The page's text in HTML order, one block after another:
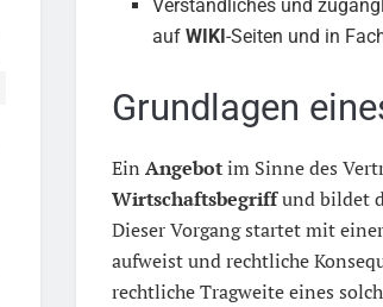
Verständliches und
aufWIKI-Seiten und in
Grundlagen
Ein Angebotim Sinne des
Wirtschaftsbegriffund bildet
Dieser Vorgang startet mit einer
aufweist und rechtliche
rechtliche Tragweite eines